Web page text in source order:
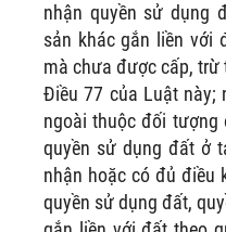
nhận quyền sử dụng
sản khác gắn liền với
mà chưa được cấp,
Điều 77 của Luật này;
ngoài thuộc đối tượng
quyền sử dụng đất ở
nhận hoặc có đủ điều
quyền sử dụng đất,